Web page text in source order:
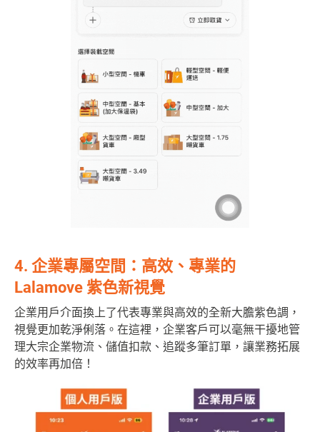
4. 企業專屬空間：高效、專業的
Lalamove 紫色新視覺
企業用戶介面換上了代表專業與高效的全新大膽紫色調，
視覺更加乾淨俐落。在這裡，企業客戶可以毫無干擾地管
理大宗企業物流、儲值扣款、追蹤多筆訂單，讓業務拓展
的效率再加倍！